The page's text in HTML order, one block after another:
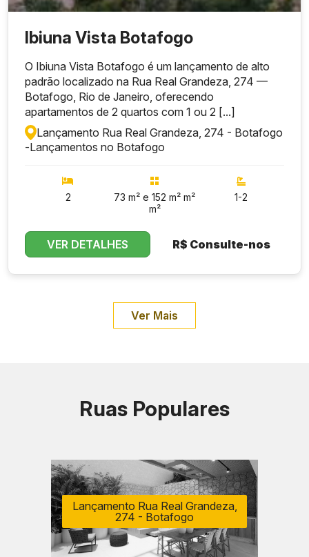
Ibiuna Vista Botafogo
O Ibiuna Vista Botafogo é um lançamento de alto
padrão localizado na Rua Real Grandeza, 274 —
Botafogo, Rio de Janeiro, oferecendo
apartamentos de 2 quartos com 1 ou 2 [...]
Lançamento Rua Real Grandeza, 274 - Botafogo
-Lançamentos no Botafogo
2
73 m² e 152 m² m²
m²
1-2
VER DETALHES R$ Consulte-nos
Ver Mais
Ruas Populares
Lançamento Rua Real Grandeza,
274 - Botafogo